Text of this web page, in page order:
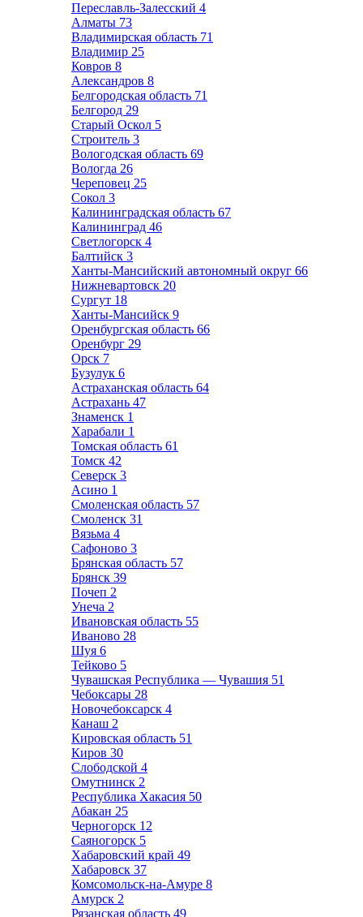
Переславль-Залесский 4
Алматы 73
Владимирская область 71
Владимир 25
Ковров 8
Александров 8
Белгородская область 71
Белгород 29
Старый Оскол 5
Строитель 3
Вологодская область 69
Вологда 26
Череповец 25
Сокол 3
Калининградская область 67
Калининград 46
Светлогорск 4
Балтийск 3
Ханты-Мансийский автономный округ 66
Нижневартовск 20
Сургут 18
Ханты-Мансийск 9
Оренбургская область 66
Оренбург 29
Орск 7
Бузулук 6
Астраханская область 64
Астрахань 47
Знаменск 1
Харабали 1
Томская область 61
Томск 42
Северск 3
Асино 1
Смоленская область 57
Смоленск 31
Вязьма 4
Сафоново 3
Брянская область 57
Брянск 39
Почеп 2
Унеча 2
Ивановская область 55
Иваново 28
Шуя 6
Тейково 5
Чувашская Республика — Чувашия 51
Чебоксары 28
Новочебоксарск 4
Канаш 2
Кировская область 51
Киров 30
Слободской 4
Омутнинск 2
Республика Хакасия 50
Абакан 25
Черногорск 12
Саяногорск 5
Хабаровский край 49
Хабаровск 37
Комсомольск-на-Амуре 8
Амурск 2
Рязанская область 49